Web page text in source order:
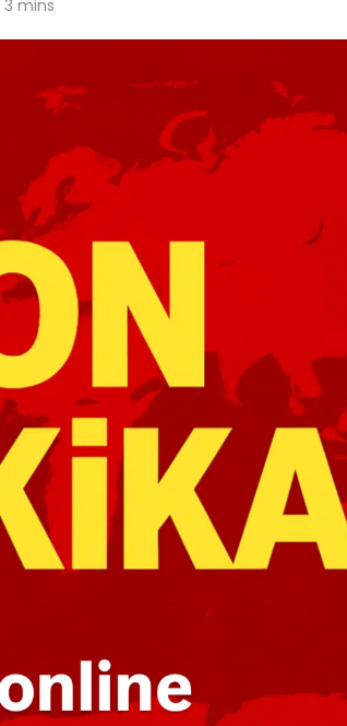
3 mins